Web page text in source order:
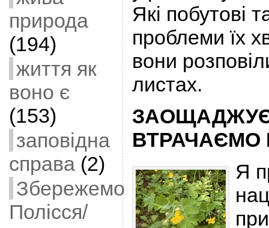
природа
(194)
життя як
воно є
(153)
заповідна
справа(2)
Збережемо
Полісся/
Які побутові
проблеми їх
вони
листах.
ВТРАЧАЄМО
Я